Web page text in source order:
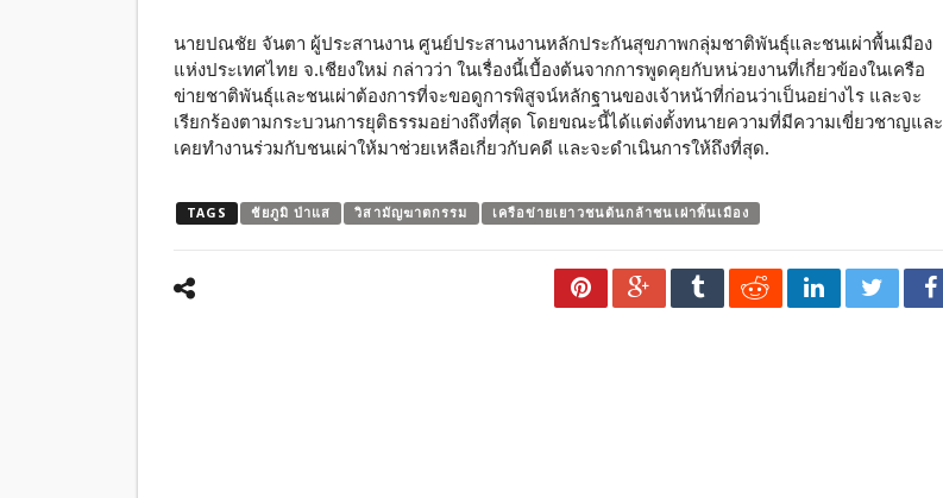
นายปณชัย จันตา ผู้ประสานงาน ศูนย์ประสานงานหลักประกันสุขภาพกลุ่มชาติพันธุ์และชนเผ่าพื้นเมือง
แห่งประเทศไทย จ.เชียงใหม่ กล่าวว่า ในเรื่องนี้เบื้องต้นจากการพูดคุยกับหน่วยงานที่เกี่ยวข้องในเครือ
ข่ายชาติพันธุ์และชนเผ่าต้องการที่จะขอดูการพิสูจน์หลักฐานของเจ้าหน้าที่ก่อนว่าเป็นอย่างไร และจะ
เรียกร้องตามกระบวนการยุติธรรมอย่างถึงที่สุด โดยขณะนี้ได้แต่งตั้งทนายความที่มีความเขี่ยวชาญและ
เคยทำงานร่วมกับชนเผ่าให้มาช่วยเหลือเกี่ยวกับคดี และจะดำเนินการให้ถึงที่สุด.
TAGS ชัยภูมิ ป่าแส วิสามัญฆาตกรรม เครือข่ายเยาวชนต้นกล้าชนเผ่าพื้นเมือง